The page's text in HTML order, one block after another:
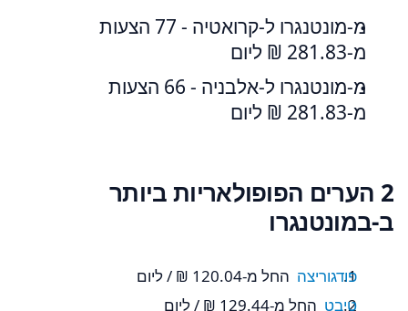
מ-מונטנגרו ל-קרואטיה - 77 הצעות
מ-‏281.83 ‏₪ ליום
מ-מונטנגרו ל-אלבניה - 66 הצעות
מ-‏281.83 ‏₪ ליום
2 הערים הפופולאריות ביותר
ב-במונטנגרו
פודגוריצה החל מ-‏120.04 ‏₪ / ליום
טיבט החל מ-‏129.44 ‏₪ / ליום